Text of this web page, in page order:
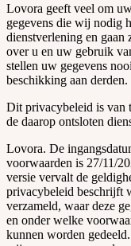
Lovora geeft veel om
gegevens die wij nodig
dienstverlening en
over u en uw gebruik
stellen uw gegevens
beschikking aan derden.
Dit privacybeleid is van
de daarop ontsloten
Lovora. De
voorwaarden is 27/11/
versie vervalt de
privacybeleid beschrijft
verzameld, waar deze
en onder welke
kunnen worden